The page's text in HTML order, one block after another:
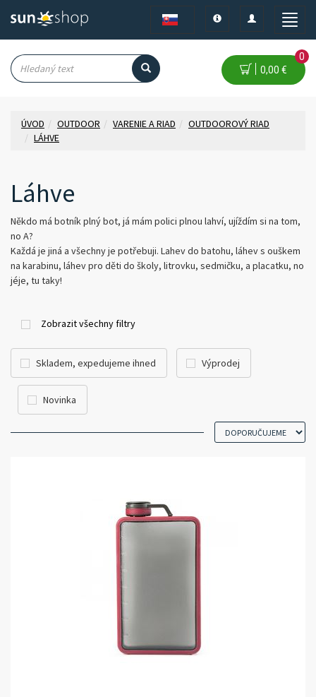
Toggle
Toggle
navigation
Toggle
0,00 €
0
ÚVOD OUTDOOR VARENIE A RIAD
OUTDOOROVÝ RIAD
LÁHVE
Láhve
Někdo má botník plný bot, já mám polici plnou lahví, ujíždím si na tom,
no A?
Každá je jiná a všechny je potřebuji. Lahev do batohu, láhev s ouškem
na karabinu, láhev pro děti do školy, litrovku, sedmičku, a placatku, no
jéje, tu taky!
Zobrazit všechny filtry
Skladem, expedujeme ihned Výprodej
Novinka